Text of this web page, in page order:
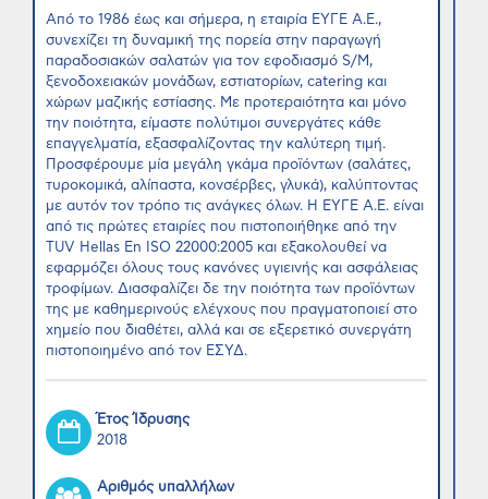
Από το 1986 έως και σήμερα, η εταιρία ΕΥΓΕ Α.Ε.,
συνεχίζει τη δυναμική της πορεία στην παραγωγή
παραδοσιακών σαλατών για τον εφοδιασμό S/M,
ξενοδοχειακών μονάδων, εστιατορίων, catering και
χώρων μαζικής εστίασης. Με προτεραιότητα και μόνο
την ποιότητα, είμαστε πολύτιμοι συνεργάτες κάθε
επαγγελματία, εξασφαλίζοντας την καλύτερη τιμή.
Προσφέρουμε μία μεγάλη γκάμα προϊόντων (σαλάτες,
τυροκομικά, αλίπαστα, κονσέρβες, γλυκά), καλύπτοντας
με αυτόν τον τρόπο τις ανάγκες όλων. Η ΕΥΓΕ Α.Ε. είναι
από τις πρώτες εταιρίες που πιστοποιήθηκε από την
TUV Hellas En ISO 22000:2005 και εξακολουθεί να
εφαρμόζει όλους τους κανόνες υγιεινής και ασφάλειας
τροφίμων. Διασφαλίζει δε την ποιότητα των προϊόντων
της με καθημερινούς ελέγχους που πραγματοποιεί στο
χημείο που διαθέτει, αλλά και σε εξερετικό συνεργάτη
πιστοποιημένο από τον ΕΣΥΔ.
Έτος Ίδρυσης
2018
Αριθμός υπαλλήλων